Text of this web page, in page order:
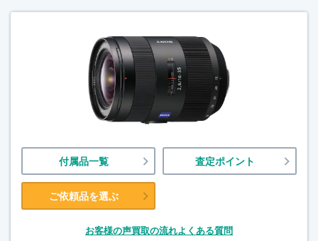
付属品一覧 査定ポイント
ご依頼品を選ぶ
お客様の声買取の流れよくある質問